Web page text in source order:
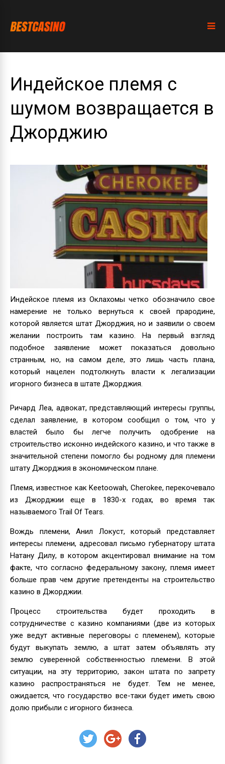
Индейское племя с
шумом возвращается в
Джорджию
Индейское племя из Оклахомы четко обозначило свое
намерение не только вернуться к своей прародине,
которой является штат Джорджия, но и заявили о своем
желании построить там казино. На первый взгляд
подобное заявление может показаться довольно
странным, но, на самом деле, это лишь часть плана,
который нацелен подтолкнуть власти к легализации
игорного бизнеса в штате Джорджия.
Ричард Леа, адвокат, представляющий интересы группы,
сделал заявление, в котором сообщил о том, что у
властей было бы легче получить одобрение на
строительство исконно индейского казино, и что также в
значительной степени помогло бы родному для племени
штату Джорджия в экономическом плане.
Племя, известное как Keetoowah, Cherokee, перекочевало
из Джорджии еще в 1830-х годах, во время так
называемого Trail Of Tears.
Вождь племени, Анил Локуст, который представляет
интересы племени, адресовал письмо губернатору штата
Натану Дилу, в котором акцентировал внимание на том
факте, что согласно федеральному закону, племя имеет
больше прав чем другие претенденты на строительство
казино в Джорджии.
Процесс строительства будет проходить в
сотрудничестве с казино компаниями (две из которых
уже ведут активные переговоры с племенем), которые
будут выкупать землю, а штат затем объявлять эту
землю суверенной собственностью племени. В этой
ситуации, на эту территорию, закон штата по запрету
казино распространяться не будет. Тем не менее,
ожидается, что государство все-таки будет иметь свою
долю прибыли с игорного бизнеса.